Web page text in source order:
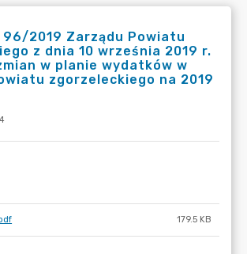
96/2019 Zarządu Powiatu
z dnia 10 września 2019 r.
w planie wydatków w
zgorzeleckiego na 2019
179.5 KB